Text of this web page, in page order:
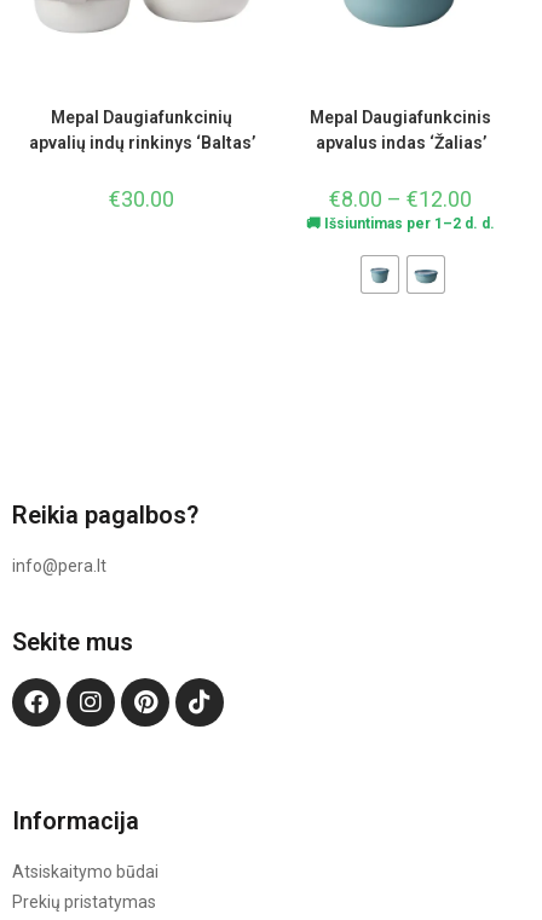
Mepal Daugiafunkcinių
apvalių indų rinkinys ‘Baltas’
€30.00
Mepal Daugiafunkcinis
apvalus indas ‘Žalias’
€8.00 – €12.00
🚚 Išsiuntimas per 1–2 d. d.
Reikia pagalbos?
info@pera.lt
Sekite mus
Informacija
Atsiskaitymo būdai
Prekių pristatymas